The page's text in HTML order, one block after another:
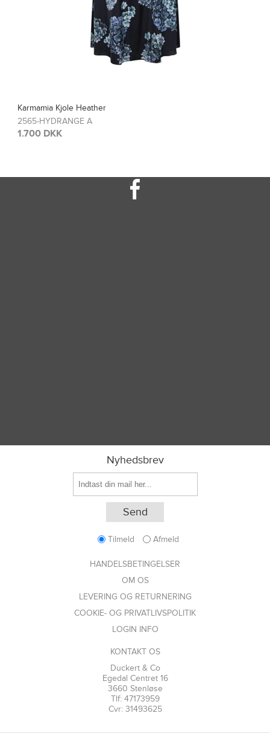
Nyhedsbrev
Tilmeld Afmeld
HANDELSBETINGELSER
OM OS
LEVERING OG RETURNERING
COOKIE- OG PRIVATLIVSPOLITIK
LOGIN INFO
KONTAKT OS
Duckert & Co
Egedal Centret 16
3660 Stenløse
Tlf: 47173959
Cvr: 31493625